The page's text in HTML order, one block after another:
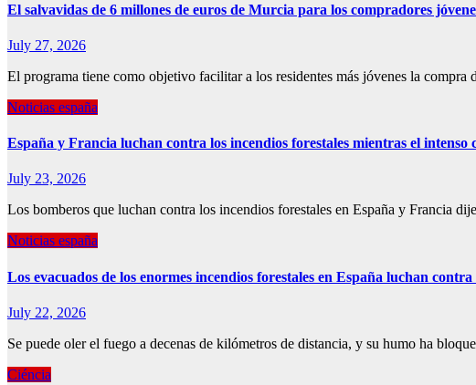
El salvavidas de 6 millones de euros de Murcia para los compradores
July 27, 2026
El programa tiene como objetivo facilitar a los residentes más jóvenes la
Noticias españa
España y Francia luchan contra los incendios forestales mientras el intenso
July 23, 2026
Los bomberos que luchan contra los incendios forestales en España y Francia
Noticias españa
Los evacuados de los enormes incendios forestales en España luchan
July 22, 2026
Se puede oler el fuego a decenas de kilómetros de distancia, y su humo ha
Ciéncia